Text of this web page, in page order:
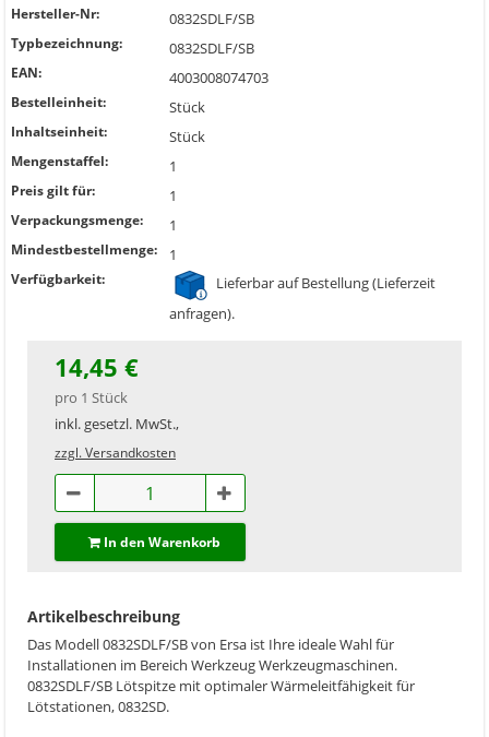
Hersteller-Nr: 0832SDLF/SB
Typbezeichnung: 0832SDLF/SB
EAN: 4003008074703
Bestelleinheit: Stück
Inhaltseinheit: Stück
Mengenstaffel: 1
Preis gilt für: 1
Verpackungsmenge: 1
Mindestbestellmenge: 1
Verfügbarkeit:
Lieferbar auf Bestellung (Lieferzeit
anfragen).
14,45 €
pro 1 Stück
inkl. gesetzl. MwSt.,
zzgl. Versandkosten
In den Warenkorb
Artikelbeschreibung
Das Modell 0832SDLF/SB von Ersa ist Ihre ideale Wahl für
Installationen im Bereich Werkzeug Werkzeugmaschinen.
0832SDLF/SB Lötspitze mit optimaler Wärmeleitfähigkeit für
Lötstationen, 0832SD.